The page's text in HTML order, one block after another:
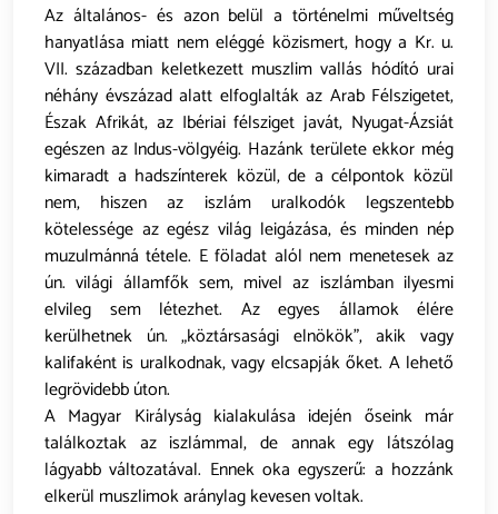
Az általános- és azon belül a történelmi műveltség
hanyatlása miatt nem eléggé közismert, hogy a Kr. u.
VII. században keletkezett muszlim vallás hódító urai
néhány évszázad alatt elfoglalták az Arab Félszigetet,
Észak Afrikát, az Ibériai félsziget javát, Nyugat-Ázsiát
egészen az Indus-völgyéig. Hazánk területe ekkor még
kimaradt a hadszínterek közül, de a célpontok közül
nem, hiszen az iszlám uralkodók legszentebb
kötelessége az egész világ leigázása, és minden nép
muzulmánná tétele. E föladat alól nem menetesek az
ún. világi államfők sem, mivel az iszlámban ilyesmi
elvileg sem létezhet. Az egyes államok élére
kerülhetnek ún. „köztársasági elnökök”, akik vagy
kalifaként is uralkodnak, vagy elcsapják őket. A lehető
legrövidebb úton.
A Magyar Királyság kialakulása idején őseink már
találkoztak az iszlámmal, de annak egy látszólag
lágyabb változatával. Ennek oka egyszerű: a hozzánk
elkerül muszlimok aránylag kevesen voltak.